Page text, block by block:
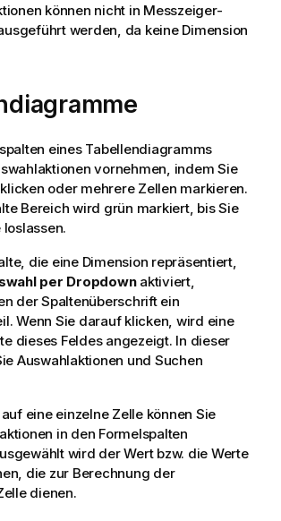
können nicht in Messzeiger-
werden, da keine Dimension
eines Tabellendiagramms
vornehmen, indem Sie
oder mehrere Zellen markieren.
Bereich wird grün markiert, bis Sie
die eine Dimension repräsentiert,
per Dropdownaktiviert,
der Spaltenüberschrift ein
Wenn Sie darauf klicken, wird eine
dieses Feldes angezeigt. In dieser
Auswahlaktionen und Suchen
eine einzelne Zelle können Sie
in den Formelspalten
wird der Wert bzw. die Werte
die zur Berechnung der
dienen.